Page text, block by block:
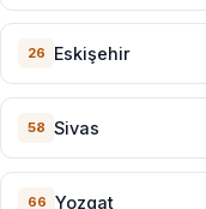
26 Eskişehir
58 Sivas
66 Yozgat